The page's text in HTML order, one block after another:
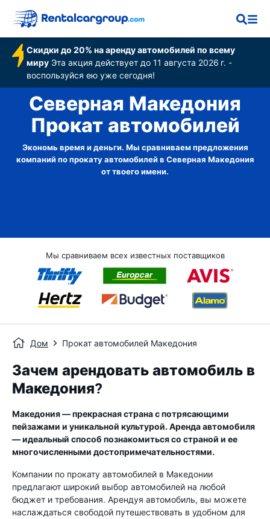
Скидки до 20% на аренду автомобилей по всему
мируЭта акция действует до 11 августа 2026 г. -
воспользуйся ею уже сегодня!
Северная Македония
Прокат автомобилей
Экономь время и деньги. Мы сравниваем предложения
компаний по прокату автомобилей в Северная Македония
от твоего имени.
Мы сравниваем всех известных поставщиков
Дом Прокат автомобилей Македония
Зачем арендовать автомобиль в
Македония?
Македония — прекрасная страна с потрясающими
пейзажами и уникальной культурой. Аренда автомобиля
— идеальный способ познакомиться со страной и ее
многочисленными достопримечательностями.
Компании по прокату автомобилей в Македонии
предлагают широкий выбор автомобилей на любой
бюджет и требования. Арендуя автомобиль, вы можете
наслаждаться свободой путешествовать в удобном для